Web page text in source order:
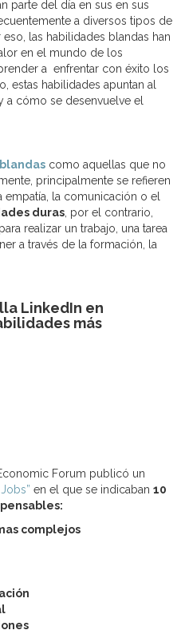
parte del día en sus en sus
a diversos tipos de
las habilidades blandas han
en el mundo de los
a enfrentar con éxito los
estas habilidades apuntan al
a cómo se desenvuelve el
como aquellas que no
principalmente se refieren
la comunicación o el
duras , por el contrario,
realizar un trabajo, una tarea
a través de la formación, la
LinkedIn en
más
Forum publicó un
en el que se indicaban 10
complejos